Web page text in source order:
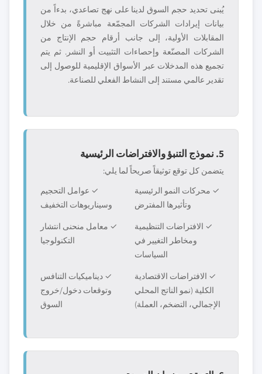
يُبنى تحديد حجم السوق لدينا على نهج تصاعدي، بدءاً من
بيانات إيرادات الشركات المجمّعة مباشرةً من خلال
المقابلات الأولية، إلى جانب أرقام حجم الإنتاج من
الشركات المصنّعة وإحصاءات التثبيت أو النشر. ثم يتم
تجميع هذه المدخلات عبر الأسواق الإقليمية للوصول إلى
تقدير عالمي مستند إلى النشاط الفعلي للصناعة.
5. نموذج التنبؤ والافتراضات الرئيسية
يتضمن كل توقع توثيقاً صريحاً لما يلي:
✓ محركات النمو الرئيسية
وتأثيرها المفترض
✓ عوامل التحجيم
وسيناريوهات التخفيف
✓ الافتراضات التنظيمية
ومخاطر التغيير في
السياسات
✓ معامل منحنى انتشار
التكنولوجيا
✓ الافتراضات الاقتصادية
الكلية (نمو الناتج المحلي
الإجمالي، التضخم، العملة)
✓ ديناميكيات التنافس
وتوقعات دخول/خروج
السوق